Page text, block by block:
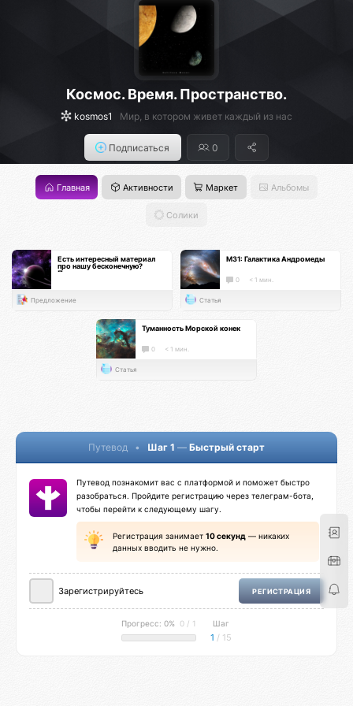
Космос. Время. Пространство.
kosmos1 Мир, в котором живет каждый из нас
Подписаться 0
Главная Активности Маркет Альбомы
Солики
Есть интересный материал
про нашу бесконечную?
Поделись с нами, а вселенная
Предложение
М31: Галактика Андромеды
0 < 1 мин.
Статья
Туманность Морской конек
0 < 1 мин.
Статья
Путевод • Шаг 1 — Быстрый старт
Путевод познакомит вас с платформой и поможет быстро
разобраться. Пройдите регистрацию через телеграм-бота,
чтобы перейти к следующему шагу.
Регистрация занимает 10 секунд — никаких
данных вводить не нужно.
Зарегистрируйтесь РЕГИСТРАЦИЯ
Прогресс: 0% 0 / 1 Шаг
1 / 15